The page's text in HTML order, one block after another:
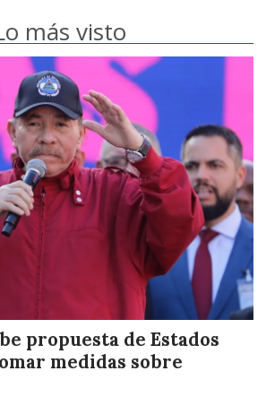
más visto
propuesta de Estados
medidas sobre